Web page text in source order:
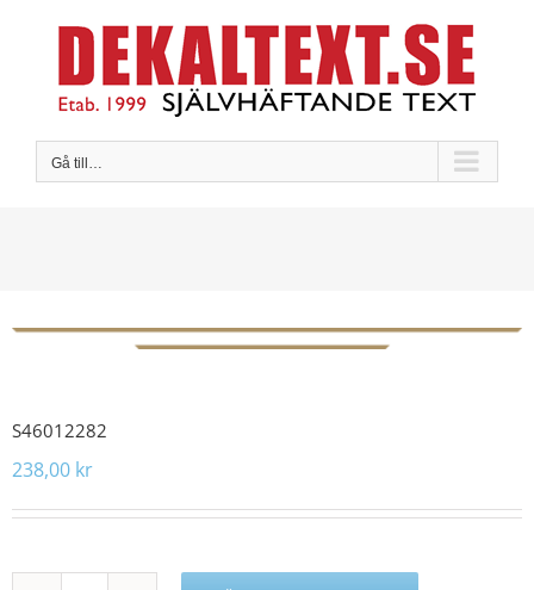
innehållet
Gå till…
S46012282
238,00 kr